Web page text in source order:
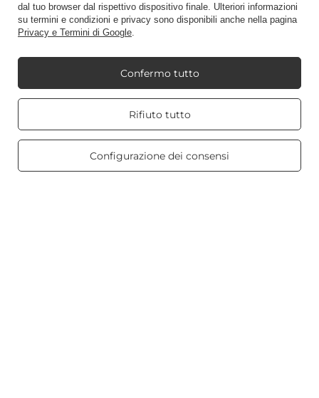
Regolamenti
Mio Candle World
Informazioni sul prodotto
dal tuo browser dal rispettivo dispositivo finale. Ulteriori informazioni
su termini e condizioni e privacy sono disponibili anche nella pagina
Privacy e Termini di Google.
Rifiuto tutto
Configurazione dei consensi
Confermo tutto